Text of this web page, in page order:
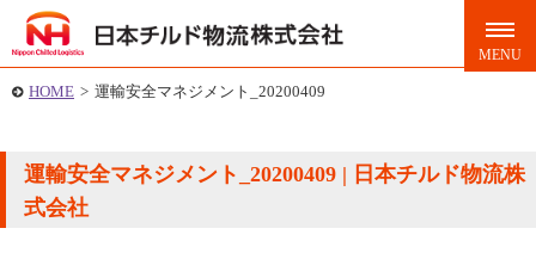
HOME > 運輸安全マネジメント_20200409
運輸安全マネジメント_20200409 | 日本チルド物流株
式会社